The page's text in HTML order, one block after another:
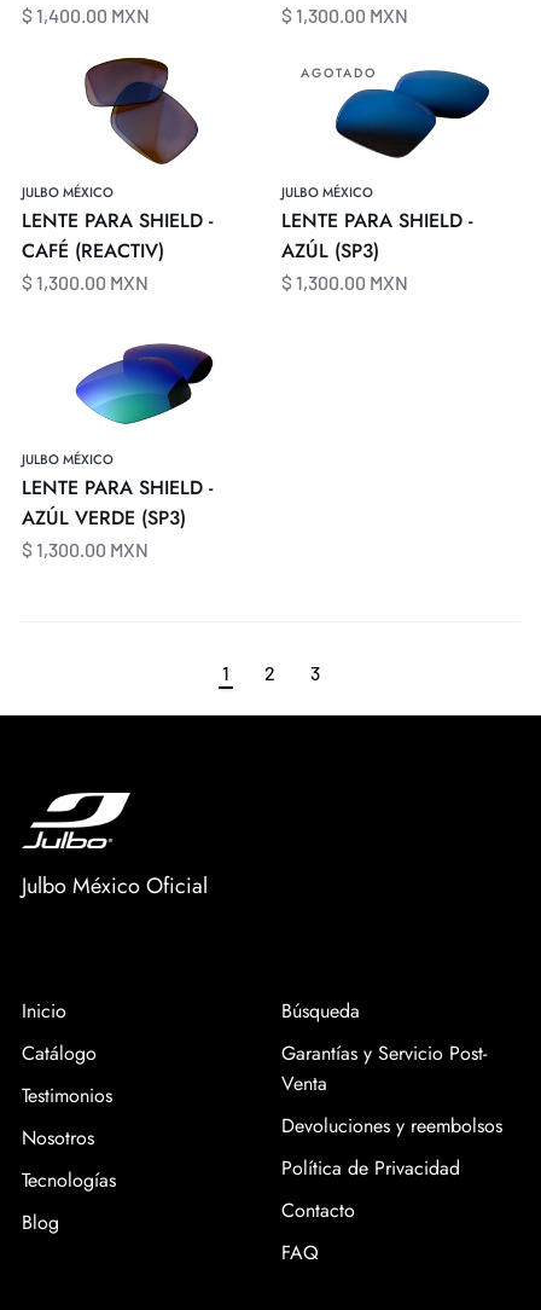
$ 1,400.00 MXN $ 1,300.00 MXN
CAFÉ
(REACTIV)
JULBO MÉXICO
LENTE PARA SHIELD -
CAFÉ (REACTIV)
$ 1,300.00 MXN
LENTE
SHIELD
AZÚL
(SP3)
AGOTADO
JULBO MÉXICO
LENTE PARA SHIELD -
AZÚL (SP3)
$ 1,300.00 MXN
SHIELD
AZÚL
VERDE
(SP3)
JULBO MÉXICO
LENTE PARA SHIELD -
AZÚL VERDE (SP3)
$ 1,300.00 MXN
1 2 3
Julbo México Oficial
Inicio
Catálogo
Testimonios
Nosotros
Tecnologías
Blog
Búsqueda
Garantías y Servicio Post-
Venta
Devoluciones y reembolsos
Política de Privacidad
Contacto
FAQ